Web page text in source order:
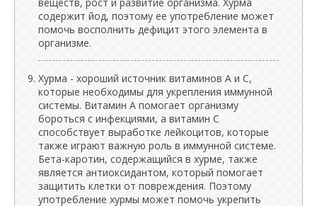
содержит йод, поэтому ее употребление может
помочь восполнить дефицит этого элемента в
организме.
Хурма - хороший источник витаминов А и С,
которые необходимы для укрепления иммунной
системы. Витамин А помогает организму
бороться с инфекциями, а витамин С
способствует выработке лейкоцитов, которые
также играют важную роль в иммунной системе.
Бета-каротин, содержащийся в хурме, также
является антиоксидантом, который помогает
защитить клетки от повреждения. Поэтому
употребление хурмы может помочь укрепить